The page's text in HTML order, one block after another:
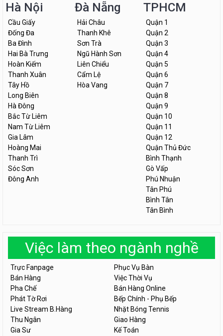
Hà Nội
Cầu Giấy
Đống Đa
Ba Đình
Hai Bà Trưng
Hoàn Kiếm
Thanh Xuân
Tây Hồ
Long Biên
Hà Đông
Bắc Từ Liêm
Nam Từ Liêm
Gia Lâm
Hoàng Mai
Thanh Trì
Sóc Sơn
Đông Anh
Đà Nẵng
Hải Châu
Thanh Khê
Sơn Trà
Ngũ Hành Sơn
Liên Chiểu
Cẩm Lệ
Hòa Vang
TPHCM
Quận 1
Quận 2
Quận 3
Quận 4
Quận 5
Quận 6
Quận 7
Quận 8
Quận 9
Quận 10
Quận 11
Quận 12
Quận Thủ Đức
Bình Thạnh
Gò Vấp
Phú Nhuận
Tân Phú
Bình Tân
Tân Bình
Việc làm theo ngành nghề
Trực Fanpage
Phục Vụ Bàn
Bán Hàng
Việc Thời Vụ
Pha Chế
Bán Hàng Online
Phát Tờ Rơi
Bếp Chính - Phụ Bếp
Live Stream B.Hàng
Nhặt Bóng Tennis
Thu Ngân
Giao Hàng
Gia Sư
Kế Toán